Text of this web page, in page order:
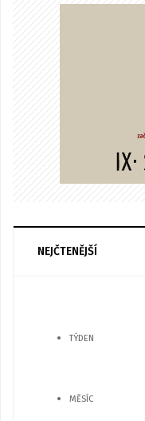
NEJČTENĚJŠÍ
TÝDEN
MĚSÍC